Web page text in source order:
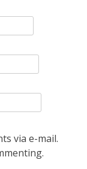
via e-mail.